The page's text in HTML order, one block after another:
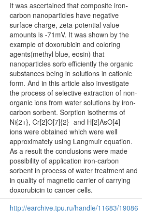
It was ascertained that composite iron-
carbon nanoparticles have negative
surface charge, zeta-potential value
amounts is -71mV. It was shown by the
example of doxorubicin and coloring
agents(methyl blue, eosin) that
nanoparticles sorb efficiently the organic
substances being in solutions in cationic
form. And in this article also investigate
the process of selective extraction of non-
organic ions from water solutions by iron-
carbon sorbent. Sorption isotherms of
Ni{2+}, Cr[2]O[7]{2}- and H[2]AsO[4] --
ions were obtained which were well
approximately using Langmuir equation.
As a result the conclusions were made
possibility of application iron-carbon
sorbent in process of water treatment and
in quality of magnetic carrier of carrying
doxorubicin to cancer cells.
http://earchive.tpu.ru/handle/11683/19086